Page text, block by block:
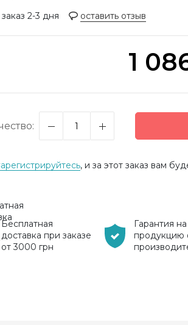
2-3 дня
оставить отзыв
1
, и за этот заказ вам
Бесплатная
доставка при заказе
от 3000 грн
Гарантия на
продукцию